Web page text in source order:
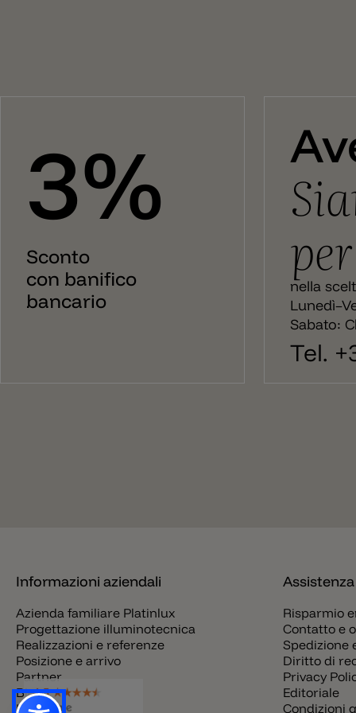
3%
Sconto
con banifico
bancario
nella
Sabato:
Tel.
Informazioni aziendali
Azienda familiare Platinlux
Progettazione illuminotecnica
Realizzazioni e referenze
Posizione e arrivo
Partner
Blog
Lavori
Risparmio
Contatto e
Spedizione
Diritto di
Privacy
Editoriale
Condizioni